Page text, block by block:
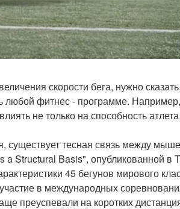
скорости бега, нужно
фитнес - программе.
не только на способность атлета
существует тесная связь между
a Structural Basis", опубликованной в
45 бегунов мирового
в международных
преуспевали на коротких